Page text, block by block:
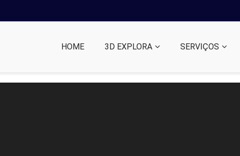
HOME 3D EXPLORA SERVIÇOS